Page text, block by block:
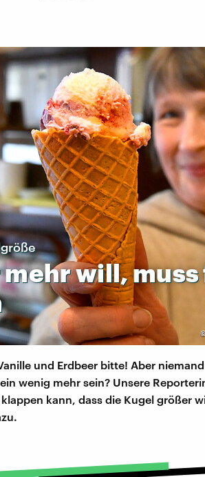
mehrwill,muss
und Erdbeer bitte! Aber
wenig mehr sein? Unsere
kann, dass die Kugel größer